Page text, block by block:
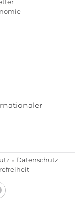
Datenschutz